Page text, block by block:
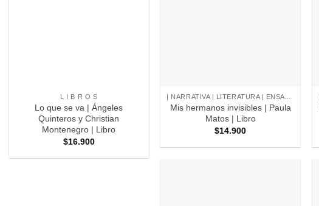
L I B R O S
Lo que se va | Ángeles
Quinteros y Christian
Montenegro | Libro
$16.900
Mis hermanos invisibles | Paula
Matos | Libro
$14.900